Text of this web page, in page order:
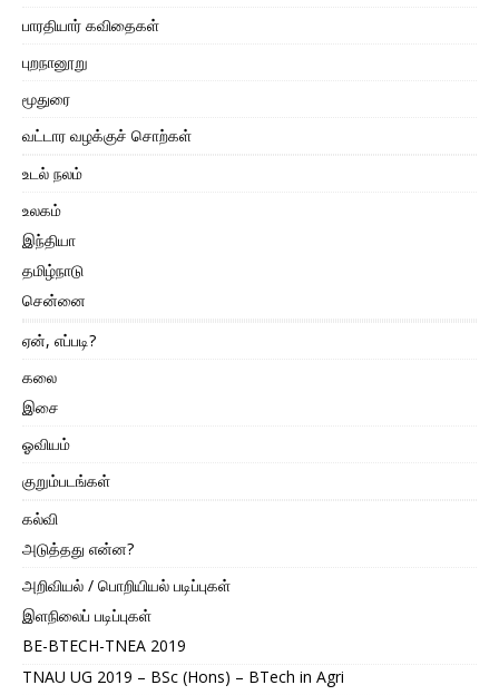
பாரதியார் கவிதைகள்
புறநானூறு
மூதுரை
வட்டார வழக்குச் சொற்கள்
உடல் நலம்
உலகம்
இந்தியா
தமிழ்நாடு
சென்னை
ஏன், எப்படி?
கலை
இசை
ஓவியம்
குறும்படங்கள்
கல்வி
அடுத்தது என்ன?
அறிவியல் / பொறியியல் படிப்புகள்
இளநிலைப் படிப்புகள்
BE-BTECH-TNEA 2019
TNAU UG 2019 – BSc (Hons) – BTech in Agri